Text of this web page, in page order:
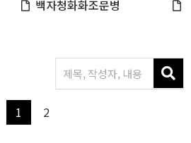
백자청화화조문병
1 2